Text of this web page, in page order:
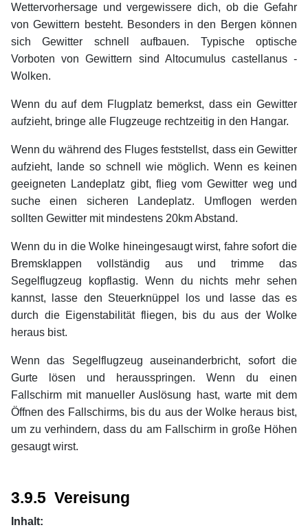
Wettervorhersage und vergewissere dich, ob die Gefahr
von Gewittern besteht. Besonders in den Bergen können
sich Gewitter schnell aufbauen. Typische optische
Vorboten von Gewittern sind Altocumulus castellanus -
Wolken.
Wenn du auf dem Flugplatz bemerkst, dass ein Gewitter
aufzieht, bringe alle Flugzeuge rechtzeitig in den Hangar.
Wenn du während des Fluges feststellst, dass ein Gewitter
aufzieht, lande so schnell wie möglich. Wenn es keinen
geeigneten Landeplatz gibt, flieg vom Gewitter weg und
suche einen sicheren Landeplatz. Umflogen werden
sollten Gewitter mit mindestens 20km Abstand.
Wenn du in die Wolke hineingesaugt wirst, fahre sofort die
Bremsklappen vollständig aus und trimme das
Segelflugzeug kopflastig. Wenn du nichts mehr sehen
kannst, lasse den Steuerknüppel los und lasse das es
durch die Eigenstabilität fliegen, bis du aus der Wolke
heraus bist.
Wenn das Segelflugzeug auseinanderbricht, sofort die
Gurte lösen und herausspringen. Wenn du einen
Fallschirm mit manueller Auslösung hast, warte mit dem
Öffnen des Fallschirms, bis du aus der Wolke heraus bist,
um zu verhindern, dass du am Fallschirm in große Höhen
gesaugt wirst.
3.9.5 Vereisung
Inhalt: